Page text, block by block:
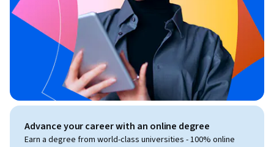
Advance your career with an online degree
Earn a degree from world-class universities - 100% online